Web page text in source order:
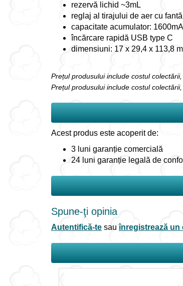
rezervă lichid ~3mL
reglaj al tirajului de aer cu
capacitate acumulator:
încărcare rapidă USB type C
dimensiuni: 17 x 29,4 x 113,8
Prețul produsului include costul
Prețul produsului include costul
Acest produs este acoperit de:
3 luni garanție comercială
24 luni garanție legală de
Spune-ţi opinia
Autentifică-te sauînregistrează un